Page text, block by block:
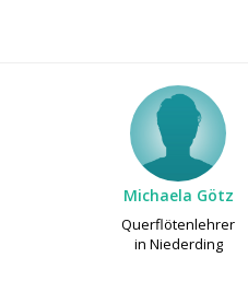
Michaela Götz
Querflötenlehrer
in Niederding